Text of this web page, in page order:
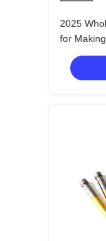
2025
for
ST6 KG5
Tolerance